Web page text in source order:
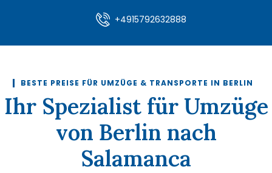
+4915792632888
BESTE PREISE FÜR UMZÜGE & TRANSPORTE IN BERLIN
Ihr Spezialist für Umzüge
von Berlin nach
Salamanca